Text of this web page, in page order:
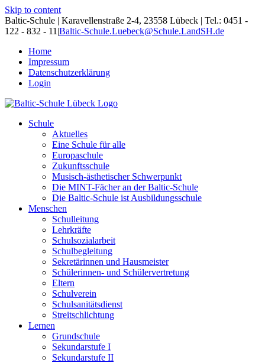
Skip to content
Baltic-Schule | Karavellenstraße 2-4, 23558 Lübeck | Tel.: 0451 -
122 - 832 - 11 |Baltic-Schule.Luebeck@Schule.LandSH.de
Home
Impressum
Datenschutzerklärung
Login
Schule
Aktuelles
Eine Schule für alle
Europaschule
Zukunftsschule
Musisch-ästhetischer Schwerpunkt
Die MINT-Fächer an der Baltic-Schule
Die Baltic-Schule ist Ausbildungsschule
Menschen
Schulleitung
Lehrkräfte
Schulsozialarbeit
Schulbegleitung
Sekretärinnen und Hausmeister
Schülerinnen- und Schülervertretung
Eltern
Schulverein
Schulsanitätsdienst
Streitschlichtung
Lernen
Grundschule
Sekundarstufe I
Sekundarstufe II